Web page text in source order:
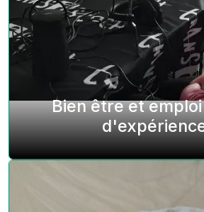
Bien être et